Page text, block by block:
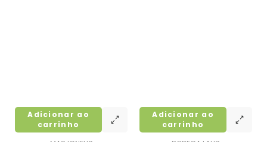
Adicionar ao
carrinho
Adicionar ao
carrinho